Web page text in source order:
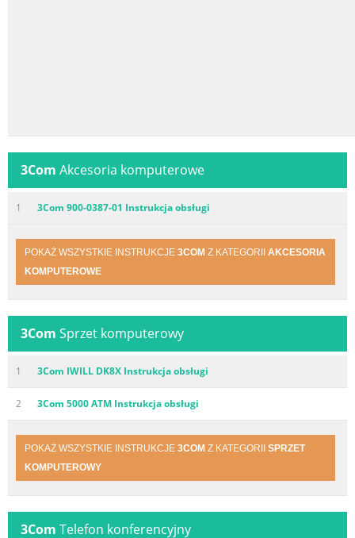
3Com Akcesoria komputerowe
1 3Com 900-0387-01 Instrukcja obsługi
POKAŻ WSZYSTKIE INSTRUKCJE 3COM Z KATEGORII AKCESORIA
KOMPUTEROWE
3Com Sprzet komputerowy
1 3Com IWILL DK8X Instrukcja obsługi
2 3Com 5000 ATM Instrukcja obsługi
POKAŻ WSZYSTKIE INSTRUKCJE 3COM Z KATEGORII SPRZET
KOMPUTEROWY
3Com Telefon konferencyjny